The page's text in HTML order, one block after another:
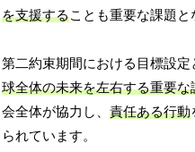
を支援することも重要な課題と
第二約束期間における目標設
球全体の未来を左右する重要な
会全体が協力し、責任ある行動
られています。